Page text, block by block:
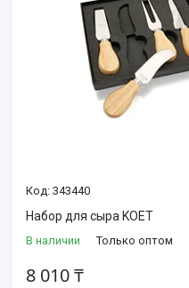
343440
Набор для сыра KOET
В наличии Только оптом
8 010 ₸